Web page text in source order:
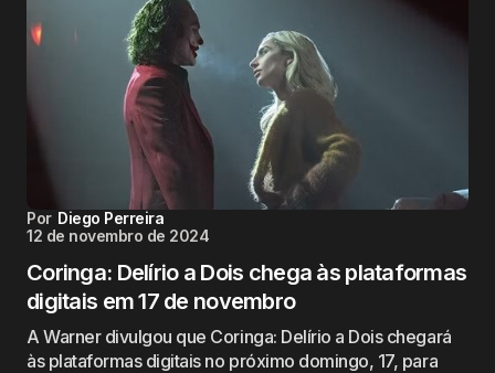
Por Diego Perreira
12 de novembro de 2024
Coringa: Delírio a Dois chega às plataformas
digitais em 17 de novembro
A Warner divulgou que Coringa: Delírio a Dois chegará
às plataformas digitais no próximo domingo, 17, para